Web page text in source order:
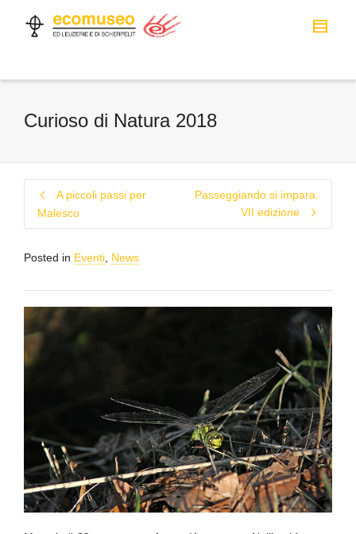
Curioso di Natura 2018
A piccoli passi per
Malesco
Passeggiando si impara.
VII edizione
Posted in Eventi News